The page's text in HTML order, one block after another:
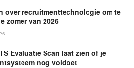
over recruitmenttechnologie om te
zomer van 2026
Evaluatie Scan laat zien of je
nog voldoet